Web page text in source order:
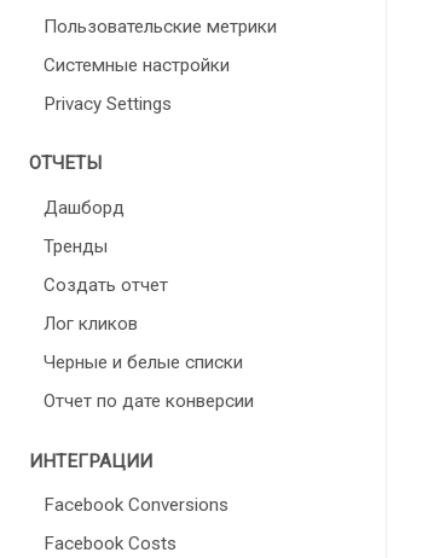
Пользовательские метрики
Cистемные настройки
Privacy Settings
ОТЧЕТЫ
Дашборд
Тренды
Создать отчет
Лог кликов
Черные и белые списки
Отчет по дате конверсии
ИНТЕГРАЦИИ
Facebook Conversions
Facebook Costs